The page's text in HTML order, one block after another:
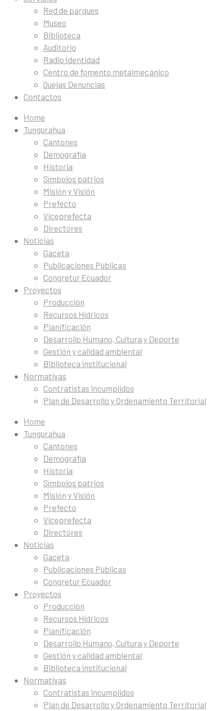
Red de parques
Museo
Biblioteca
Auditorio
Radio Identidad
Centro de fomento metalmecánico
Quejas Denuncias
Contactos
Home
Tungurahua
Cantones
Demografía
Historia
Símbolos patrios
Misión y Visión
Prefecto
Viceprefecta
Directores
Noticias
Gaceta
Publicaciones Públicas
Congretur Ecuador
Proyectos
Producción
Recursos Hídricos
Planificación
Desarrollo Humano, Cultura y Deporte
Gestión y calidad ambiental
Biblioteca institucional
Normativas
Contratistas incumplidos
Plan de Desarrollo y Ordenamiento Territorial
Home
Tungurahua
Cantones
Demografía
Historia
Símbolos patrios
Misión y Visión
Prefecto
Viceprefecta
Directores
Noticias
Gaceta
Publicaciones Públicas
Congretur Ecuador
Proyectos
Producción
Recursos Hídricos
Planificación
Desarrollo Humano, Cultura y Deporte
Gestión y calidad ambiental
Biblioteca institucional
Normativas
Contratistas incumplidos
Plan de Desarrollo y Ordenamiento Territorial